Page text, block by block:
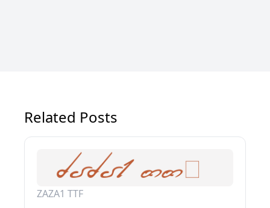
Related Posts
ZAZA1 TTF